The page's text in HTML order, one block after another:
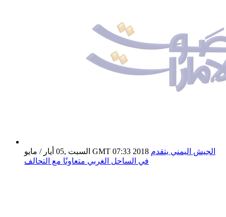
السبت ,05 أيار / مايو GMT 07:33 2018 الجيش اليمني يتقدم
في الساحل الغربي متعاونًا مع التحالف